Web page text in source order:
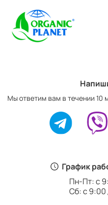
График
Пн-Пт: с
Сб: с 9:00
Мы ответим вам в течении 10